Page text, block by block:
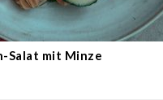
Salat mit Minze